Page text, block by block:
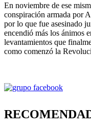
En noviembre de ese
conspiración armada por
por lo que fue asesinado
encendió más los ánimos
levantamientos que
como comenzó la